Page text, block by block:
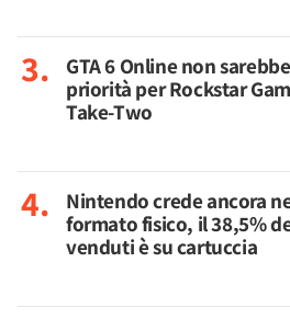
GTA 6 Online non
priorità per Rockstar
Take-Two
Nintendo crede ancora
formato fisico, il 38,5%
venduti è su cartuccia